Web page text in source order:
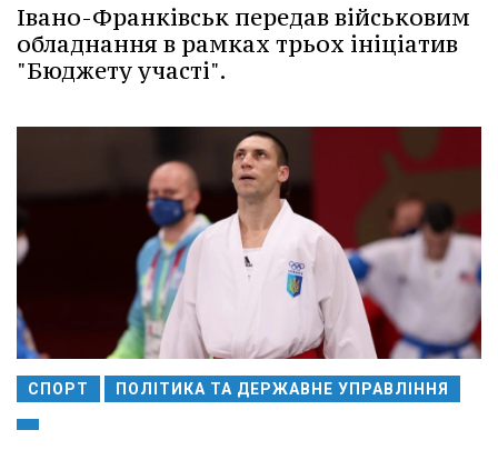
Івано-Франківськ передав військовим
обладнання в рамках трьох ініціатив
"Бюджету участі".
СПОРТ ПОЛІТИКА ТА ДЕРЖАВНЕ УПРАВЛІННЯ